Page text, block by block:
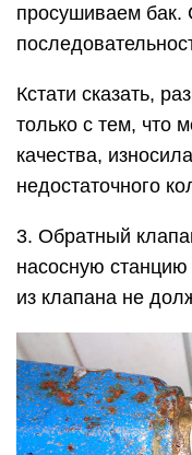
просушиваем бак.
Кстати сказать,
только с тем, что
качества,
недостаточного
3. Обратный
насосную
из клапана не